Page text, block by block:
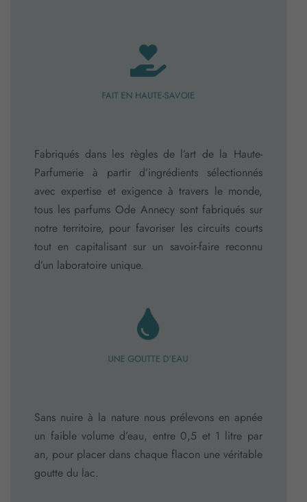
FAIT EN HAUTE-SAVOIE
Fabriqués dans les règles de l’art de la Haute-
Parfumerie à partir d’ingrédients sélectionnés
avec expertise et exigence à travers le monde,
tous les parfums Ode Annecy sont fabriqués sur
notre territoire, pour favoriser les circuits courts
tout en capitalisant sur un savoir-faire reconnu
d’un laboratoire unique.
UNE GOUTTE D’EAU
Sans nuire à la nature nous prélevons en apnée
un faible volume d’eau, entre 0,5 et 1 litre par
an, pour placer dans chaque flacon une véritable
goutte du lac.